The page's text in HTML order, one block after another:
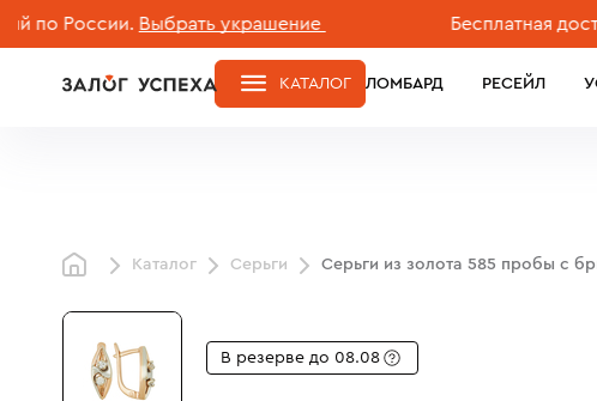
России. Выбрать украшение Бесплатная
ЛОМБАРД РЕСЕЙЛ
КАТАЛОГ
Каталог Серьги Серьги из золота 585 пробы с
В резерве до 08.08